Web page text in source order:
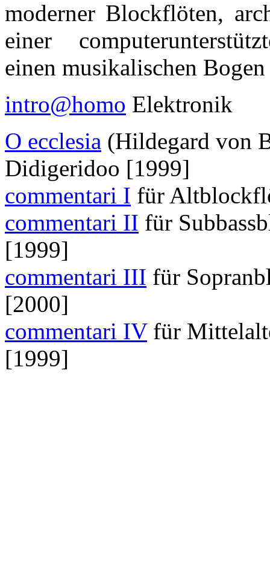
moderner Blockflöten,
einer
einen musikalischen
intro@homo Elektronik
O ecclesia (Hildegard von
Didigeridoo [1999]
commentari I für
commentari II für
[1999]
commentari III für
[2000]
commentari IVfür
[1999]